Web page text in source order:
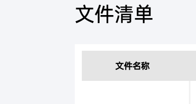
文件清单
文件名称